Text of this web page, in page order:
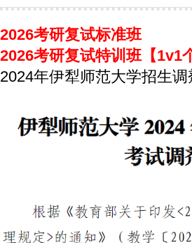
2026考研复试标准班
2026考研复试特训班【1v1
2024年伊犁师范大学招生调